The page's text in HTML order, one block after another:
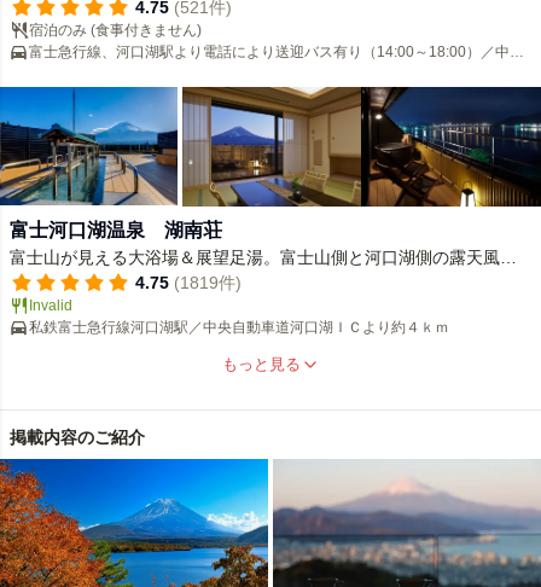
で静かな環境です。
4.75 (521件)
宿泊のみ (食事付きません)
富士急行線、河口湖駅より電話により送迎バス有り（14:00～18:00）／中央
富士河口湖温泉 湖南荘
富士山が見える大浴場＆展望足湯。富士山側と河口湖側の露天風呂
付や豊富な部屋タイプ。ご夕食はお部屋で。
4.75 (1819件)
Invalid
私鉄富士急行線河口湖駅／中央自動車道河口湖ＩＣより約４ｋｍ
もっと見る
掲載内容のご紹介